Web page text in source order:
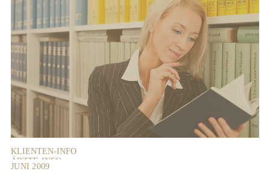
KLIENTEN-INFO
ÄRZTE-INFO
JUNI 2009